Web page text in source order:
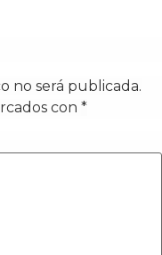
no será publicada.
con *